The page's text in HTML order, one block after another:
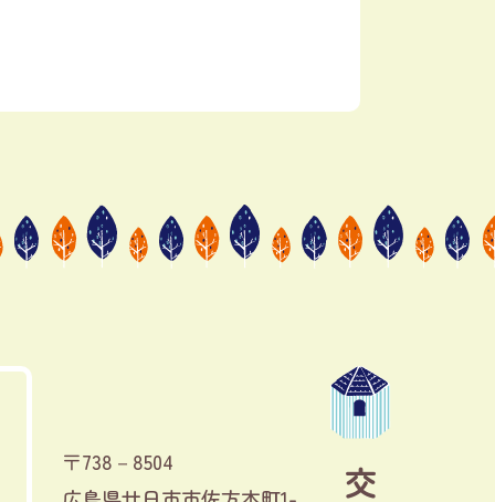
〒738－8504